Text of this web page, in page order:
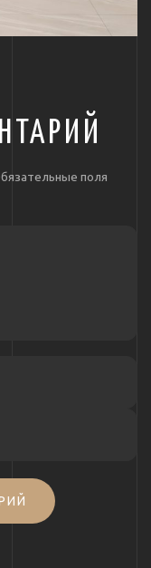
поля